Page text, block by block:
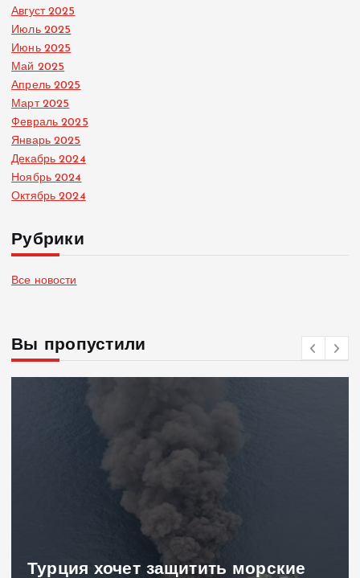
Август 2025
Июль 2025
Июнь 2025
Май 2025
Апрель 2025
Март 2025
Февраль 2025
Январь 2025
Декабрь 2024
Ноябрь 2024
Октябрь 2024
Рубрики
Все новости
Вы пропустили
Турция хочет защитить морские